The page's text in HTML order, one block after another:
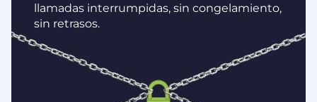
llamadas interrumpidas, sin congelamiento,
sin retrasos.